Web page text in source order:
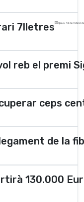
7lletres dijous, 14 de febrer
reb el premi
ceps
de la
130.000